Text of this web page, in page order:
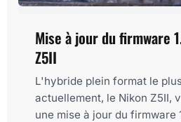
Mise à jour du firmware
Z5II
L'hybride plein format le
actuellement, le Nikon Z5II,
une mise à jour du firmware